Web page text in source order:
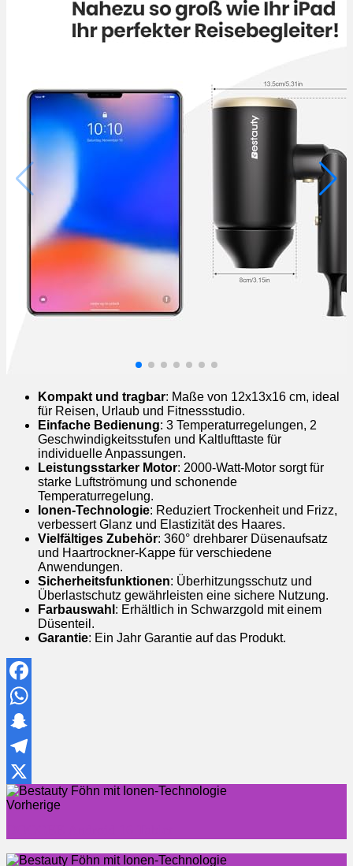
Kompakt und tragbar: Maße von 12x13x16 cm, ideal
für Reisen, Urlaub und Fitnessstudio.
Einfache Bedienung: 3 Temperaturregelungen, 2
Geschwindigkeitsstufen und Kaltlufttaste für
individuelle Anpassungen.
Leistungsstarker Motor: 2000-Watt-Motor sorgt für
starke Luftströmung und schonende
Temperaturregelung.
Ionen-Technologie: Reduziert Trockenheit und Frizz,
verbessert Glanz und Elastizität des Haares.
Vielfältiges Zubehör: 360° drehbarer Düsenaufsatz
und Haartrockner-Kappe für verschiedene
Anwendungen.
Sicherheitsfunktionen: Überhitzungsschutz und
Überlastschutz gewährleisten eine sichere Nutzung.
Farbauswahl : Erhältlich in Schwarzgold mit einem
Düsenteil.
Garantie: Ein Jahr Garantie auf das Produkt.
Facebook
WhatsApp
Snapchat
Telegram
X
Vorherige